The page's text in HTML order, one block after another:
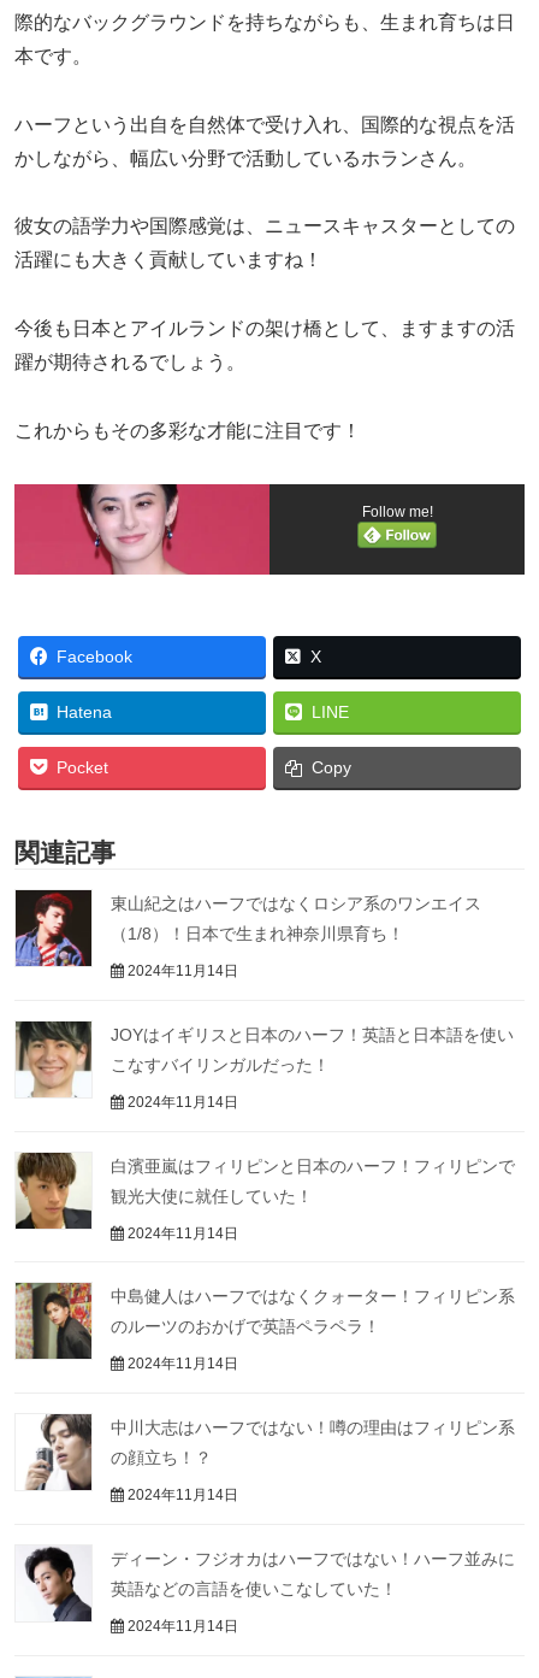
際的なバックグラウンドを持ちながらも、生まれ育ちは日
本です。
ハーフという出自を自然体で受け入れ、国際的な視点を活
かしながら、幅広い分野で活動しているホランさん。
彼女の語学力や国際感覚は、ニュースキャスターとしての
活躍にも大きく貢献していますね！
今後も日本とアイルランドの架け橋として、ますますの活
躍が期待されるでしょう。
これからもその多彩な才能に注目です！
Follow me!
Facebook X
Hatena LINE
Pocket Copy
関連記事
東山紀之はハーフではなくロシア系のワンエイス
（1/8）！日本で生まれ神奈川県育ち！
2024年11月14日
JOYはイギリスと日本のハーフ！英語と日本語を使い
こなすバイリンガルだった！
2024年11月14日
白濱亜嵐はフィリピンと日本のハーフ！フィリピンで
観光大使に就任していた！
2024年11月14日
中島健人はハーフではなくクォーター！フィリピン系
のルーツのおかげで英語ペラペラ！
2024年11月14日
中川大志はハーフではない！噂の理由はフィリピン系
の顔立ち！？
2024年11月14日
ディーン・フジオカはハーフではない！ハーフ並みに
英語などの言語を使いこなしていた！
2024年11月14日